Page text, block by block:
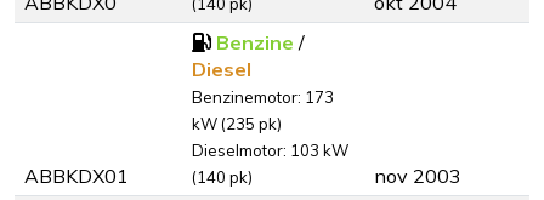
(140 pk)
ABBKDX01
Benzine /
Diesel
Benzinemotor: 173
kW (235 pk)
Dieselmotor: 103 kW
(140 pk)
nov 2003